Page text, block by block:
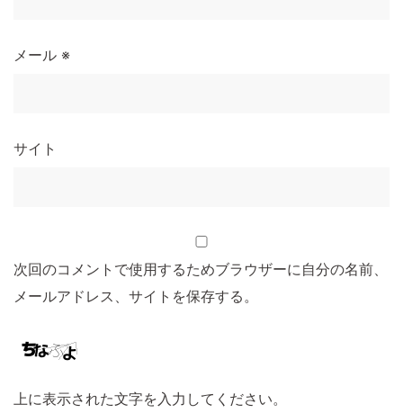
メール ※
サイト
次回のコメントで使用するためブラウザーに自分の名前、
メールアドレス、サイトを保存する。
上に表示された文字を入力してください。